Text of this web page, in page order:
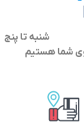
شنبه تا پنج